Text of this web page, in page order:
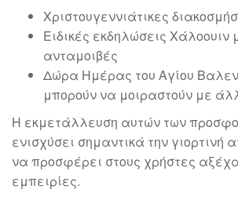
Χριστουγεννιάτικες
Ειδικές εκδηλώσεις Χάλοουιν
ανταμοιβές
Δώρα Ημέρας του Αγίου
μπορούν να μοιραστούν με
Η εκμετάλλευση αυτών των
ενισχύσει σημαντικά την γιορτινή
να προσφέρει στους χρήστες
εμπειρίες.